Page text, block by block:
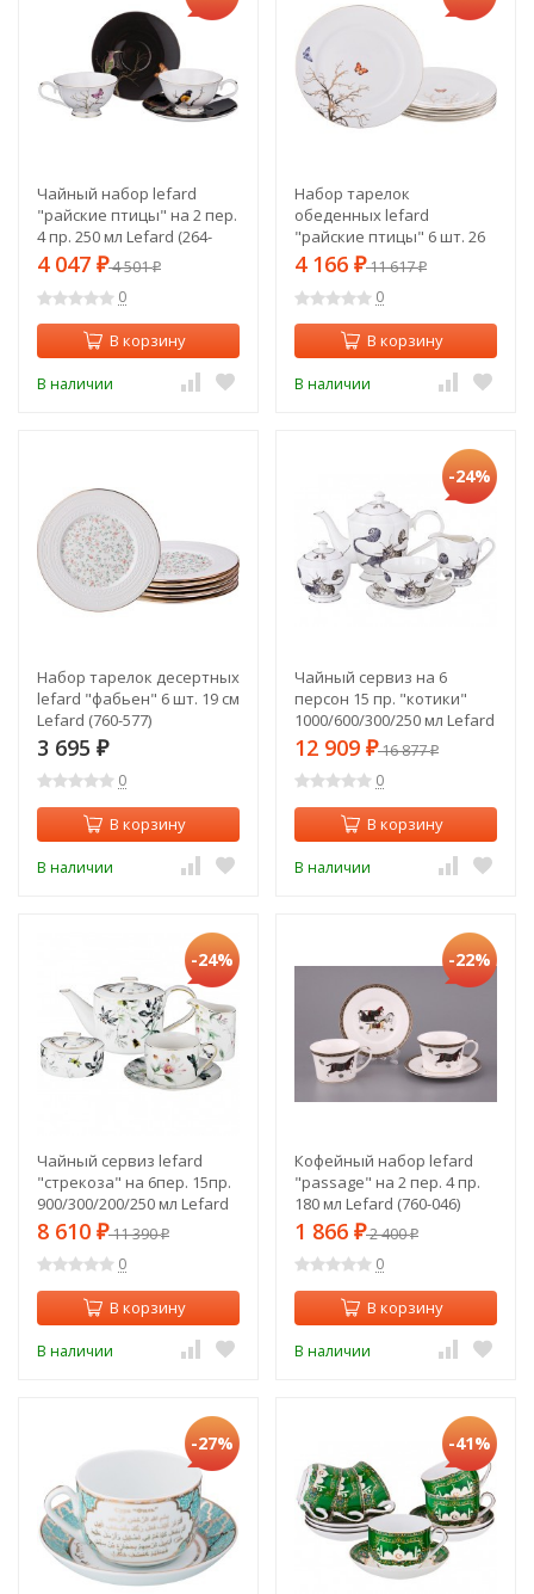
Чайный набор lefard
"райские птицы" на 2 пер.
4 пр. 250 мл Lefard (264-
843)
4 047 ₽4 501₽
0
В корзину
В наличии
Набор тарелок
обеденных lefard
"райские птицы" 6 шт. 26
см Lefard (264-844)
4 166 ₽11 617₽
0
В корзину
В наличии
Набор тарелок десертных
lefard "фабьен" 6 шт. 19 см
Lefard (760-577)
3 695 ₽
0
В корзину
В наличии
-24%
Чайный сервиз на 6
персон 15 пр. "котики"
1000/600/300/250 мл Lefard
(264-864)
12 909 ₽16 877₽
0
В корзину
В наличии
-24%
Чайный сервиз lefard
"стрекоза" на 6пер. 15пр.
900/300/200/250 мл Lefard
(275-1011)
8 610 ₽11 390₽
0
В корзину
В наличии
-22%
Кофейный набор lefard
"passage" на 2 пер. 4 пр.
180 мл Lefard (760-046)
1 866 ₽2 400₽
0
В корзину
В наличии
-27% -41%